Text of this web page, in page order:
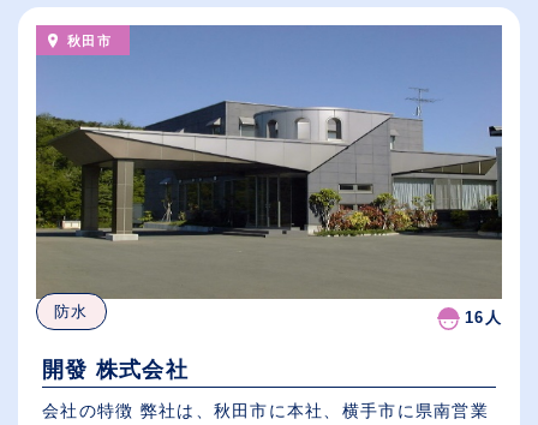
秋田市
防水 16人
開發 株式会社
会社の特徴 弊社は、秋田市に本社、横手市に県南営業